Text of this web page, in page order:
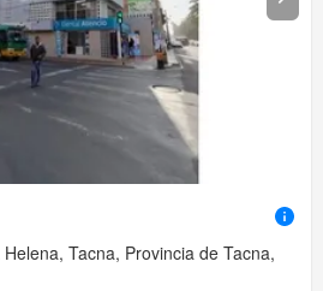
Tacna, Provincia de Tacna,